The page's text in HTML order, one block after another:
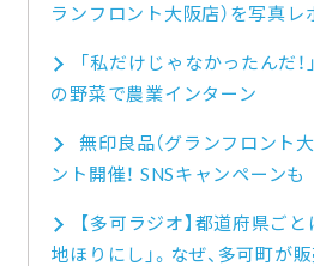
ランフロント大阪店）を写真レ
「私だけじゃなかったんだ！
の野菜で農業インターン
無印良品（グランフロント
ント開催！ SNSキャンペーンも
【多可ラジオ】都道府県ご
地ほりにし」。なぜ、多可町が